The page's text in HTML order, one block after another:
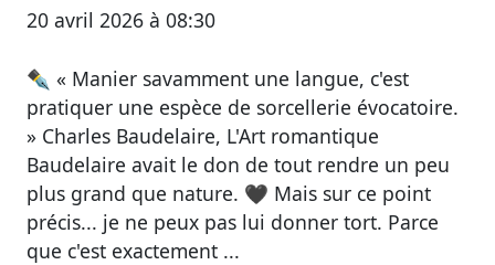
20 avril 2026 à 08:30
✒️ « Manier savamment une langue, c'est
pratiquer une espèce de sorcellerie évocatoire.
» Charles Baudelaire, L'Art romantique
Baudelaire avait le don de tout rendre un peu
plus grand que nature. 🖤 Mais sur ce point
précis... je ne peux pas lui donner tort. Parce
que c'est exactement ...